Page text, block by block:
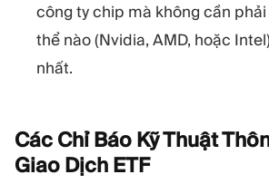
công ty chip mà không cần
thể nào (Nvidia, AMD, hoặc
nhất.
Các Chỉ Báo Kỹ Thuật
Giao Dịch ETF